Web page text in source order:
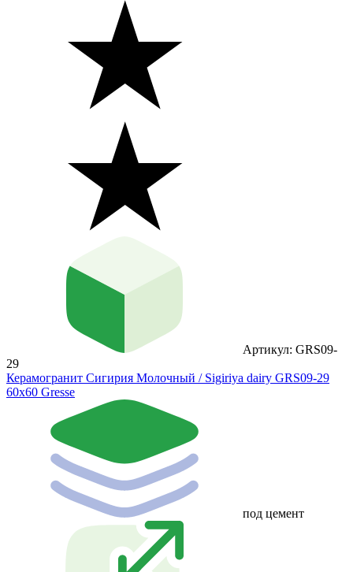
Артикул: GRS09-
29
Керамогранит Сигирия Молочный / Sigiriya dairy GRS09-29
60х60 Gresse
под цемент